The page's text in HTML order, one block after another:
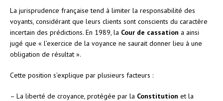
La jurisprudence française tend à limiter la responsabilité des
voyants, considérant que leurs clients sont conscients du caractère
incertain des prédictions. En 1989, la Cour de cassation a ainsi
jugé que « l’exercice de la voyance ne saurait donner lieu à une
obligation de résultat ».
Cette position s’explique par plusieurs facteurs :
– La liberté de croyance, protégée par la Constitution et la